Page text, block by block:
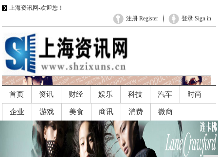
上海资讯网-欢迎您！
登录 Sign in
注册 Register
首页 资讯 财经 娱乐 科技 汽车 时尚
企业 游戏 美食 商讯 消费 微商